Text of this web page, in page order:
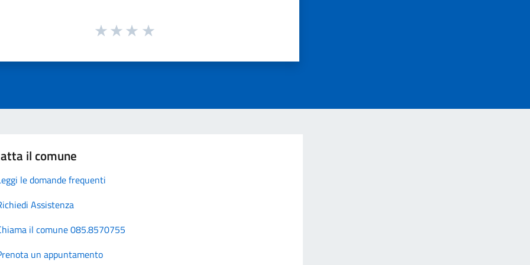
il comune
le domande frequenti
Assistenza
il comune 085.8570755
un appuntamento